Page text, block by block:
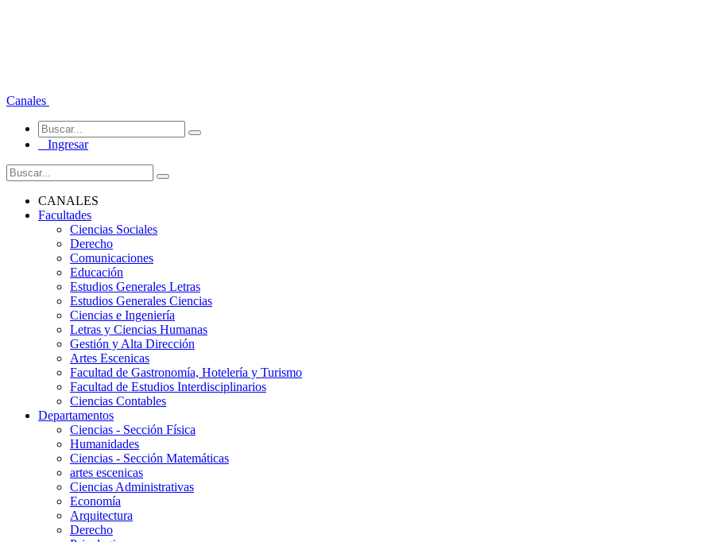
Canales
Ingresar
CANALES
Facultades
Ciencias Sociales
Derecho
Comunicaciones
Educación
Estudios Generales Letras
Estudios Generales Ciencias
Ciencias e Ingeniería
Letras y Ciencias Humanas
Gestión y Alta Dirección
Artes Escenicas
Facultad de Gastronomía, Hotelería y Turismo
Facultad de Estudios Interdisciplinarios
Ciencias Contables
Departamentos
Ciencias - Sección Física
Humanidades
Ciencias - Sección Matemáticas
artes escenicas
Ciencias Administrativas
Economía
Arquitectura
Derecho